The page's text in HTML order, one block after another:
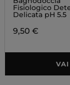
Fisiologico
Delicata pH 5.5
9,50 €
VAI